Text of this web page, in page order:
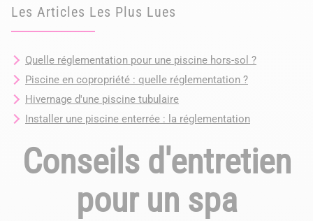
Les Articles Les Plus Lues
Quelle réglementation pour une piscine hors-sol ?
Piscine en copropriété : quelle réglementation ?
Hivernage d'une piscine tubulaire
Installer une piscine enterrée : la réglementation
Conseils d'entretien
pour un spa